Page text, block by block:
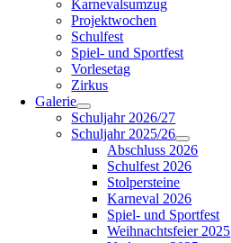
Karnevalsumzug
Projektwochen
Schulfest
Spiel- und Sportfest
Vorlesetag
Zirkus
Galerie
Schuljahr 2026/27
Schuljahr 2025/26
Abschluss 2026
Schulfest 2026
Stolpersteine
Karneval 2026
Spiel- und Sportfest
Weihnachtsfeier 2025